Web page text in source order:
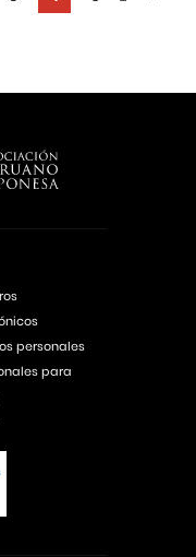
personales
para